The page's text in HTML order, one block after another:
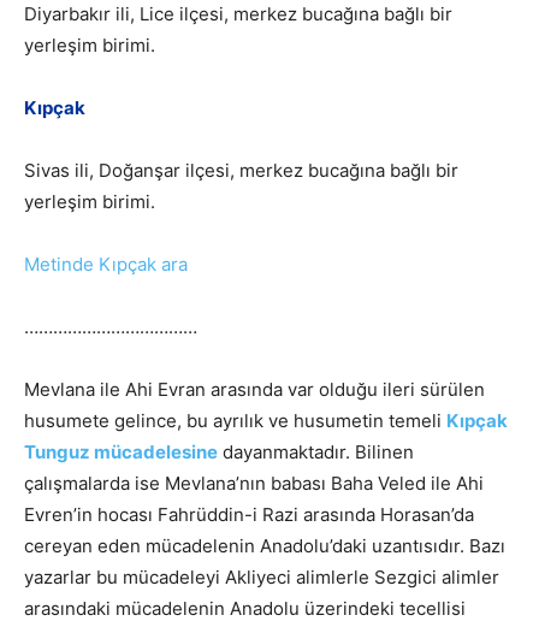
Diyarbakır ili, Lice ilçesi, merkez bucağına bağlı bir
yerleşim birimi.
Kıpçak
Sivas ili, Doğanşar ilçesi, merkez bucağına bağlı bir
yerleşim birimi.
Metinde Kıpçak ara
………………………………
Mevlana ile Ahi Evran arasında var olduğu ileri sürülen
husumete gelince, bu ayrılık ve husumetin temeli Kıpçak
Tunguz mücadelesine dayanmaktadır. Bilinen
çalışmalarda ise Mevlana’nın babası Baha Veled ile Ahi
Evren’in hocası Fahrüddin-i Razi arasında Horasan’da
cereyan eden mücadelenin Anadolu’daki uzantısıdır. Bazı
yazarlar bu mücadeleyi Akliyeci alimlerle Sezgici alimler
arasındaki mücadelenin Anadolu üzerindeki tecellisi